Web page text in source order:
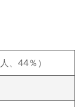
人、 44％）